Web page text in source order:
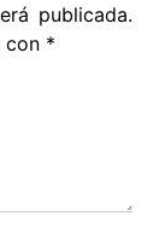
publicada.
con *